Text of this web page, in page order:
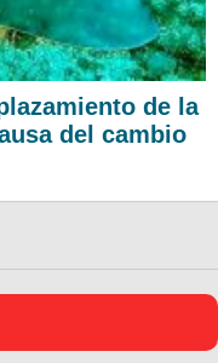
de la
del cambio